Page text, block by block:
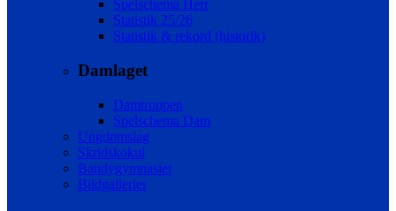
Spelschema Herr
Statistik 25/26
Statistik & rekord (historik)
Damlaget
Damtruppen
Spelschema Dam
Ungdomslag
Skridskokul
Bandygymnasiet
Bildgallerier